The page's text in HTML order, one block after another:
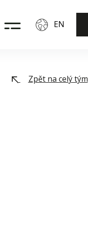
EN
Zpět na celý tým